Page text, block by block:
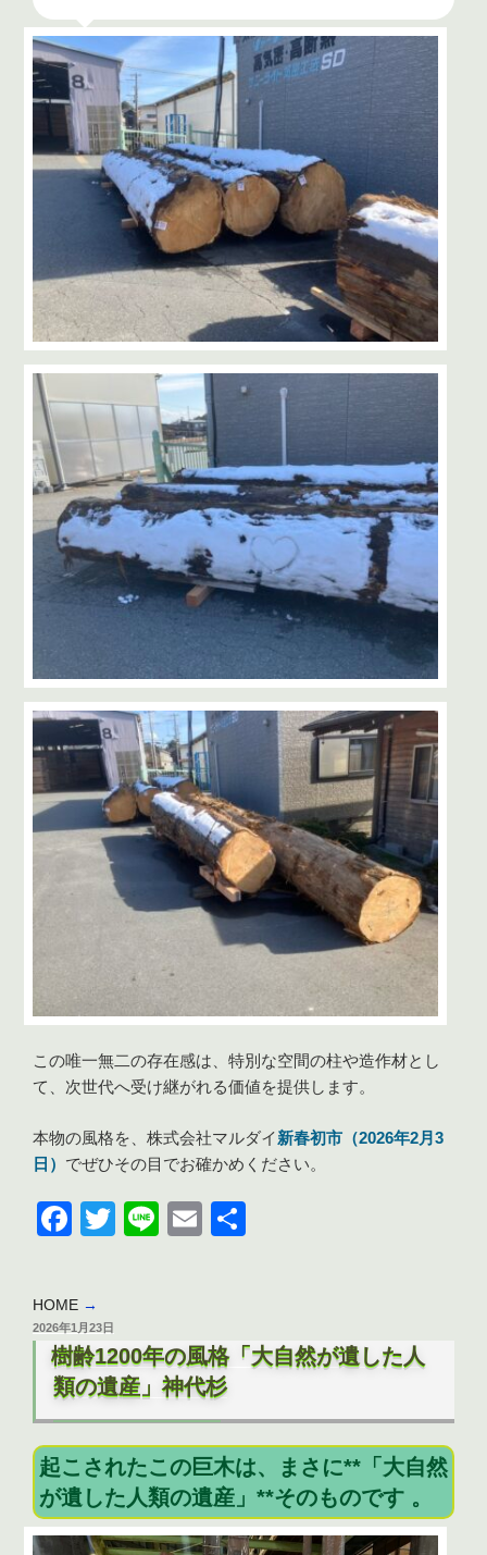
この唯一無二の存在感は、特別な空間の柱や造作材とし
て、次世代へ受け継がれる価値を提供します。
本物の風格を、株式会社マルダイ新春初市（2026年2月3
日） でぜひその目でお確かめください。
F
c
e
b
o
o
k
T
Li
E
HOME →
投
2026年1月23日
樹齢1200年の風格「大自然が遺した人
類の遺産」神代杉
起こされたこの巨木は、まさに**「大自然
が遺した人類の遺産」**そのものです 。